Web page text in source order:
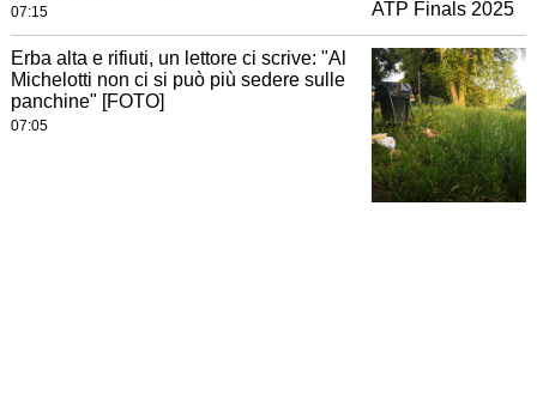
07:15
Erba alta e rifiuti, un lettore ci scrive: "Al
Michelotti non ci si può più sedere sulle
panchine" [FOTO]
07:05